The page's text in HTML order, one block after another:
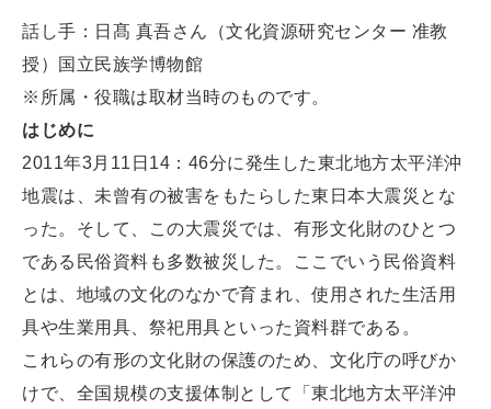
話し手：日髙 真吾さん（文化資源研究センター 准教
授）国立民族学博物館
※所属・役職は取材当時のものです。
はじめに
2011年3月11日14：46分に発生した東北地方太平洋沖
地震は、未曾有の被害をもたらした東日本大震災とな
った。そして、この大震災では、有形文化財のひとつ
である民俗資料も多数被災した。ここでいう民俗資料
とは、地域の文化のなかで育まれ、使用された生活用
具や生業用具、祭祀用具といった資料群である。
これらの有形の文化財の保護のため、文化庁の呼びか
けで、全国規模の支援体制として「東北地方太平洋沖